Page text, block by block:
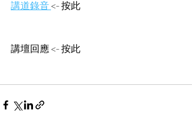
講道錄音 <- 按此
講壇回應 <- 按此